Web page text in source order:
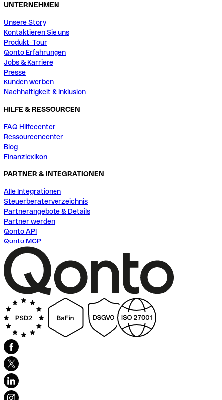
UNTERNEHMEN
Unsere Story
Kontaktieren Sie uns
Produkt-Tour
Qonto Erfahrungen
Jobs & Karriere
Presse
Kunden werben
Nachhaltigkeit & Inklusion
HILFE & RESSOURCEN
FAQ Hilfecenter
Ressourcencenter
Blog
Finanzlexikon
PARTNER & INTEGRATIONEN
Alle Integrationen
Steuerberaterverzeichnis
Partnerangebote & Details
Partner werden
Qonto API
Qonto MCP